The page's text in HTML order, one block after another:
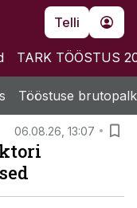
Telli
TARK TÖÖSTUS
Tööstuse brutopalk
06.08.26, 13:07